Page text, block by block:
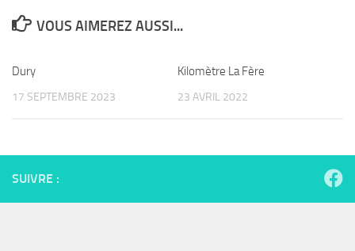
VOUS AIMEREZ AUSSI...
Dury
17 SEPTEMBRE 2023
Kilomètre La Fère
23 AVRIL 2022
SUIVRE :